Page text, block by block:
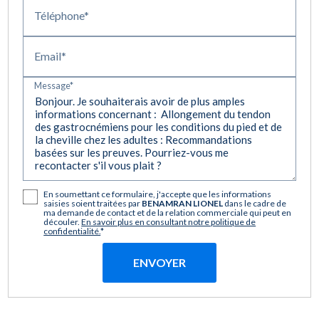
Téléphone*
Email*
Message*
En soumettant ce formulaire, j'accepte que les informations
saisies soient traitées par BENAMRAN LIONEL dans le cadre de
ma demande de contact et de la relation commerciale qui peut en
découler.En savoir plus en consultant notre politique de
confidentialité.*